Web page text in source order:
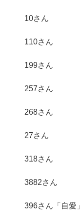
10さん
110さん
199さん
257さん
268さん
27さん
318さん
3882さん
396さん「自愛」